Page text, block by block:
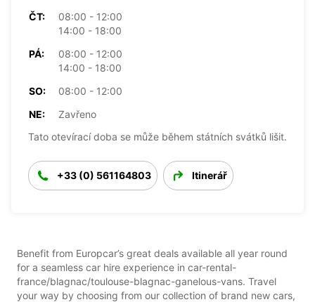
ČT:
08:00 - 12:00
14:00 - 18:00
PÁ:
08:00 - 12:00
14:00 - 18:00
SO:
08:00 - 12:00
NE:
Zavřeno
Tato otevírací doba se může během státních svátků lišit.
+33 (0) 561164803 Itinerář
Benefit from Europcar’s great deals available all year round
for a seamless car hire experience in car-rental-
france/blagnac/toulouse-blagnac-ganelous-vans. Travel
your way by choosing from our collection of brand new cars,